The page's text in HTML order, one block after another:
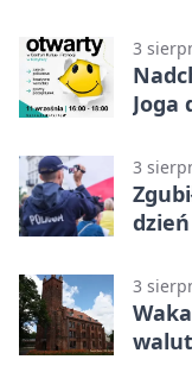
3
Joga
3
3